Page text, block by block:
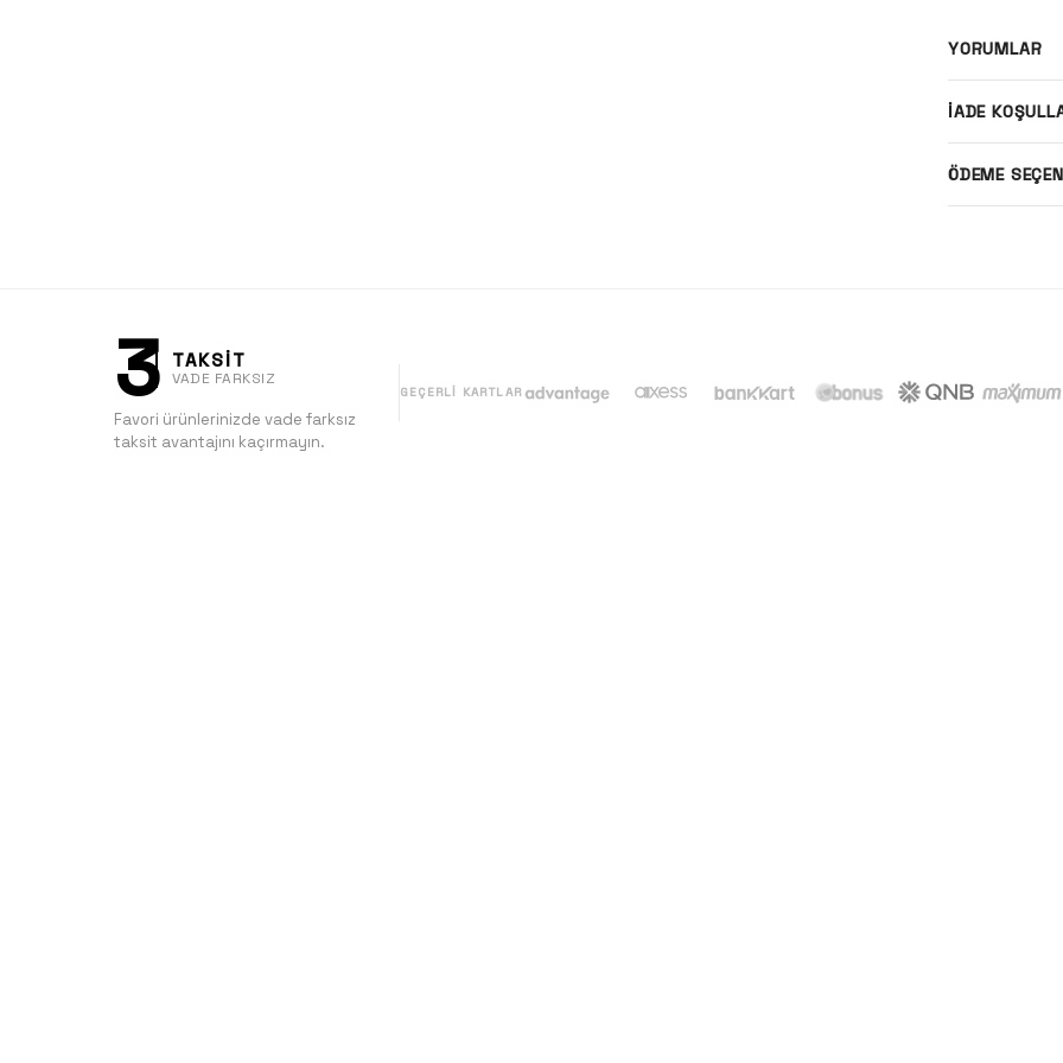
YORUMLAR
İADE
ÖDEME
3 TAKSİT
VADE FARKSIZ
Favori ürünlerinizde vade farksız
taksit avantajını kaçırmayın.
GEÇERLI KARTLAR